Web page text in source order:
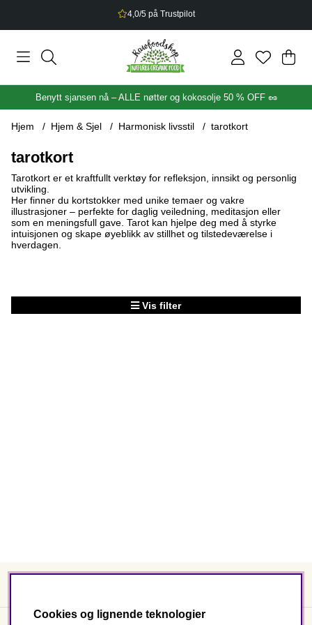
4,0/5 på Trustpilot
.
Benytt sjansen nå – ALLE nøtter og kokosolje 50 % OFF 🥜
Hjem Hjem & Sjel Harmonisk livsstil tarotkort
tarotkort
Tarotkort er et kraftfullt verktøy for refleksjon, innsikt og personlig
utvikling.
Her finner du kortstokker med unike temaer og vakre
illustrasjoner – perfekte for daglig veiledning, meditasjon eller
som en meningsfull gave. Tarot kan hjelpe deg med å styrke
intuisjonen og skape øyeblikk av stillhet og tilstedeværelse i
hverdagen.
Vis filter
Cookies og lignende teknologier